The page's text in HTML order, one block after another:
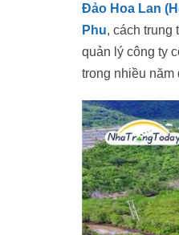
Đảo Hoa Lan
Phu, cách trung
quản lý công ty
trong nhiều năm